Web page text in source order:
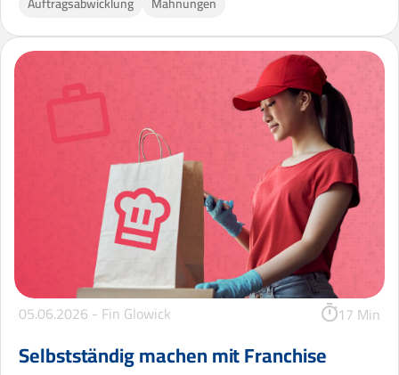
05.06.2026 - Fin Glowick 17 Min
Selbstständig machen mit Franchise